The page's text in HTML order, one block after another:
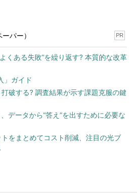
パー） PR
くある失敗”を繰り返す? 本質的な改革
」ガイド
打破する? 調査結果が示す課題克服の鍵
データから“答え”を出すために必要な
をまとめてコスト削減、注目の光ブ